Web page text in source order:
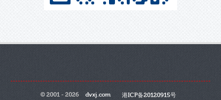
© 2001 - 2026 dvxj.com
港ICP备20120915号